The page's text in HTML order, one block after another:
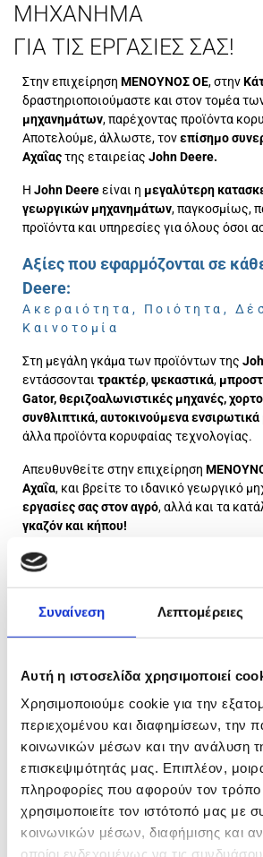
Συναίνεση Λεπτομέρειες
Αυτή η ιστοσελίδα χρησιμοποιεί
Χρησιμοποιούμε cookie για την
περιεχομένου και διαφημίσεων, την
κοινωνικών μέσων και την ανάλυση
επισκεψιμότητάς μας. Επιπλέον,
πληροφορίες που αφορούν τον
χρησιμοποιείτε τον ιστότοπό μας με
κοινωνικών μέσων, διαφήμισης και
οποίοι ενδεχομένως να τις
ΜΗΧΑΝΗΜΑ
ΓΙΑ ΤΙΣ ΕΡΓΑΣΙΕΣ ΣΑΣ!
Στην επιχείρηση ΜΕΝΟΥΝΟΣ ΟΕ, στην
δραστηριοποιούμαστε και στον τομέα
μηχανημάτων, παρέχοντας προϊόντα
Αποτελούμε, άλλωστε, τονεπίσημο
Αχαΐαςτης εταιρείας John Deere.
Η John Deereείναι η μεγαλύτερη
γεωργικών μηχανημάτων, παγκοσμίως,
προϊόντα και υπηρεσίες για όλους όσοι
Αξίες που εφαρμόζονται σε
Deere:
Ακεραιότητα, Ποιότητα,
Καινοτομία
Στη μεγάλη γκάμα των προϊόντων της
εντάσσονται τρακτέρ,ψεκαστικά,
Gator, θεριζοαλωνιστικές μηχανές,
συνθλιπτικά, αυτοκινούμενα
άλλα προϊόντα κορυφαίας τεχνολογίας.
Απευθυνθείτε στην επιχείρηση
Αχαΐα, και βρείτε το ιδανικό γεωργικό
εργασίες σας στον αγρό, αλλά και τα
γκαζόν και κήπου!
ενώ διαθέτουμε και ανταλλακτικά John
Στο πλαίσιο των παροχών μας και
δυνατή εξυπηρέτησή σας,
συνεργείο επισκευής αγροτικών